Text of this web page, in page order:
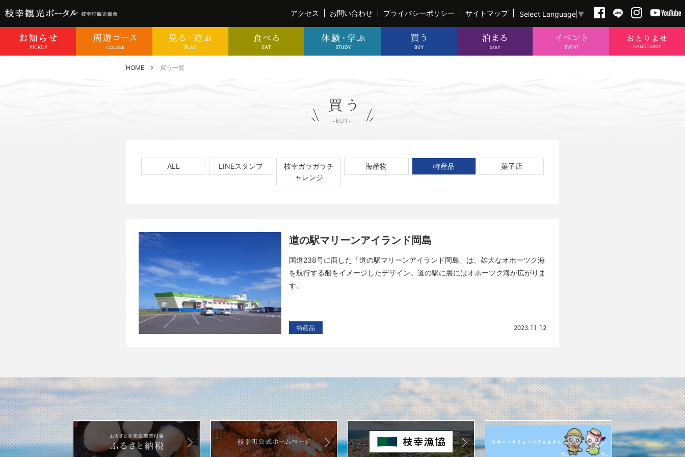
アクセス お問い合わせ プライバシーポリシー サイトマップ Select Language ▼
HOME 買う一覧
ALL LINEスタンプ
枝幸ガラガラチ
ャレンジ
海産物 特産品 菓子店
道の駅マリーンアイランド岡島
国道238号に面した「道の駅マリーンアイランド岡島」は、雄大なオホーツク海
を航行する船をイメージしたデザイン。道の駅に裏にはオホーツク海が広がりま
す。
特産品 2023.11.12